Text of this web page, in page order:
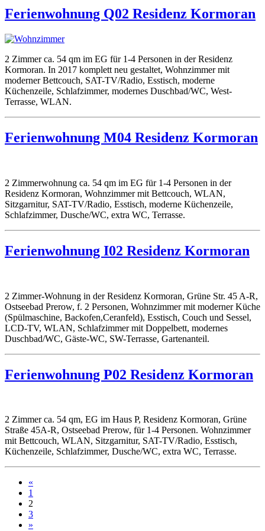
Ferienwohnung Q02 Residenz Kormoran
2 Zimmer ca. 54 qm im EG für 1-4 Personen in der Residenz
Kormoran. In 2017 komplett neu gestaltet, Wohnzimmer mit
moderner Bettcouch, SAT-TV/Radio, Esstisch, moderne
Küchenzeile, Schlafzimmer, modernes Duschbad/WC, West-
Terrasse, WLAN.
Ferienwohnung M04 Residenz Kormoran
2 Zimmerwohnung ca. 54 qm im EG für 1-4 Personen in der
Residenz Kormoran, Wohnzimmer mit Bettcouch, WLAN,
Sitzgarnitur, SAT-TV/Radio, Esstisch, moderne Küchenzeile,
Schlafzimmer, Dusche/WC, extra WC, Terrasse.
Ferienwohnung I02 Residenz Kormoran
2 Zimmer-Wohnung in der Residenz Kormoran, Grüne Str. 45 A-R,
Ostseebad Prerow, f. 2 Personen, Wohnzimmer mit moderner Küche
(Spülmaschine, Backofen,Ceranfeld), Esstisch, Couch und Sessel,
LCD-TV, WLAN, Schlafzimmer mit Doppelbett, modernes
Duschbad/WC, Gäste-WC, SW-Terrasse, Gartenanteil.
Ferienwohnung P02 Residenz Kormoran
2 Zimmer ca. 54 qm, EG im Haus P, Residenz Kormoran, Grüne
Straße 45A-R, Ostseebad Prerow, für 1-4 Personen. Wohnzimmer
mit Bettcouch, WLAN, Sitzgarnitur, SAT-TV/Radio, Esstisch,
Küchenzeile, Schlafzimmer, Dusche/WC, extra WC, Terrasse.
«
1
2
3
»